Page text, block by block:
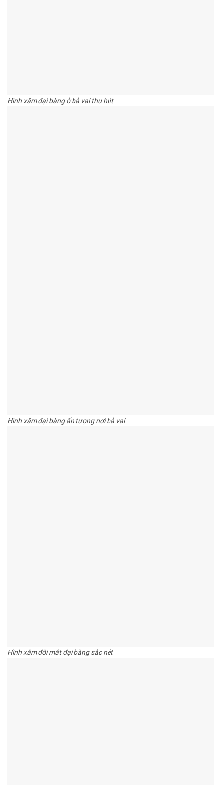
Hình xăm đại bàng ở bả vai thu hút
Hình xăm đại bàng ấn tượng nơi bả vai
Hình xăm đôi mắt đại bàng sắc nét